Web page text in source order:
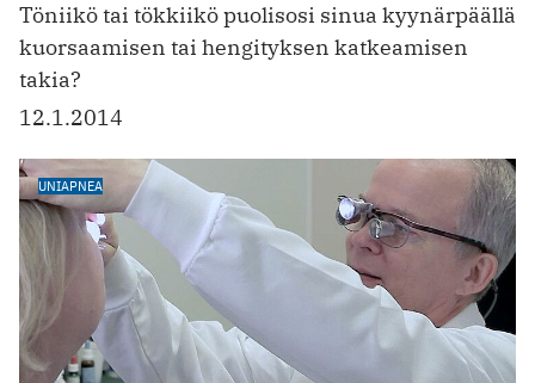
Töniikö tai tökkiikö puolisosi sinua kyynärpäällä
kuorsaamisen tai hengityksen katkeamisen
takia?
12.1.2014
UNIAPNEA